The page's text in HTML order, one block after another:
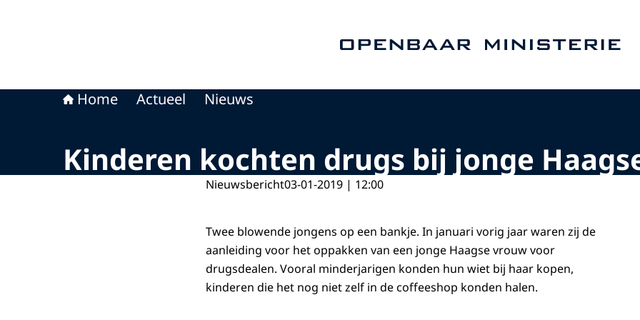
Home Actueel Nieuws
Kinderen kochten drugs bij jonge
Nieuwsbericht03-01-2019 | 12:00
Twee blowende jongens op een bankje. In januari vorig jaar waren zij de
aanleiding voor het oppakken van een jonge Haagse vrouw voor
drugsdealen. Vooral minderjarigen konden hun wiet bij haar kopen,
kinderen die het nog niet zelf in de coffeeshop konden halen.